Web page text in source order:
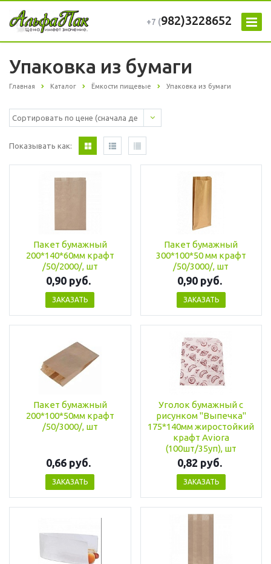
+7 (982)3228652
Упаковка из бумаги
Главная Каталог Ёмкости пищевые Упаковка из бумаги
Показывать как:
Пакет бумажный
200*140*60мм крафт
/50/2000/, шт
0,90 руб.
ЗАКАЗАТЬ
Пакет бумажный
300*100*50 мм крафт
/50/3000/, шт
0,90 руб.
ЗАКАЗАТЬ
Пакет бумажный
200*100*50мм крафт
/50/3000/, шт
0,66 руб.
ЗАКАЗАТЬ
Уголок бумажный с
рисунком "Выпечка"
175*140мм жиростойкий
крафт Aviora
(100шт/35уп), шт
0,82 руб.
ЗАКАЗАТЬ